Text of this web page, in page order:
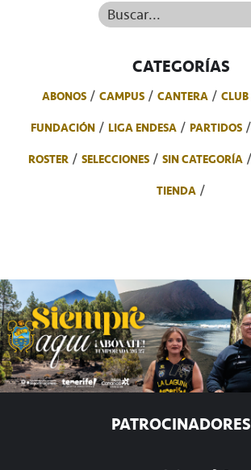
Buscar...
CATEGORÍAS
ABONOS CAMPUS CANTERA CLUB
FUNDACIÓN
LIGA ENDESA PARTIDOS
ROSTER
SELECCIONES SIN CATEGORÍA
TIENDA
PATROCINADORES